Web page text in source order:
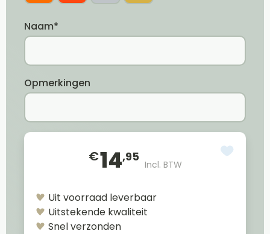
Naam*
Opmerkingen
€14,95
Incl. BTW
Uit voorraad leverbaar
Uitstekende kwaliteit
Snel verzonden